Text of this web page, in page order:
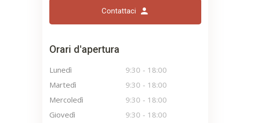
Contattaci
Orari d'apertura
Lunedì 9:30 - 18:00
Martedì
9:30 - 18:00
Mercoledì
9:30 - 18:00
Giovedì
9:30 - 18:00